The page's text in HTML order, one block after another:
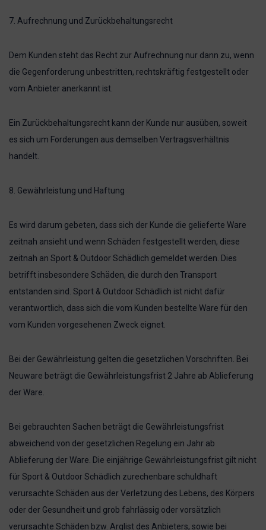
7. Aufrechnung und Zurückbehaltungsrecht
Dem Kunden steht das Recht zur Aufrechnung nur dann zu, wenn
die Gegenforderung unbestritten, rechtskräftig festgestellt oder
vom Anbieter anerkannt ist.
Ein Zurückbehaltungsrecht kann der Kunde nur ausüben, soweit
es sich um Forderungen aus demselben Vertragsverhältnis
handelt.
8. Gewährleistung und Haftung
Es wird darum gebeten, dass sich der Kunde die gelieferte Ware
zeitnah ansieht und wenn Schäden festgestellt werden, diese
zeitnah an Sport & Outdoor Schädlich gemeldet werden. Dies
betrifft insbesondere Schäden, die durch den Transport
entstanden sind. Sport & Outdoor Schädlich ist nicht dafür
verantwortlich, dass sich die vom Kunden bestellte Ware für den
vom Kunden vorgesehenen Zweck eignet.
Bei der Gewährleistung gelten die gesetzlichen Vorschriften. Bei
Neuware beträgt die Gewährleistungsfrist 2 Jahre ab Ablieferung
der Ware.
Bei gebrauchten Sachen beträgt die Gewährleistungsfrist
abweichend von der gesetzlichen Regelung ein Jahr ab
Ablieferung der Ware. Die einjährige Gewährleistungsfrist gilt nicht
für Sport & Outdoor Schädlich zurechenbare schuldhaft
verursachte Schäden aus der Verletzung des Lebens, des Körpers
oder der Gesundheit und grob fahrlässig oder vorsätzlich
verursachte Schäden bzw. Arglist des Anbieters, sowie bei